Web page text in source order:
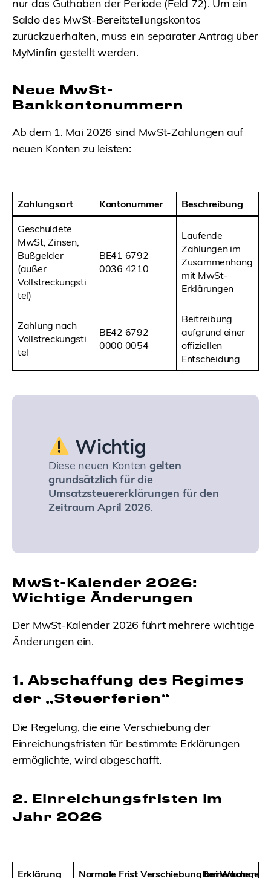
nur das Guthaben der Periode (Feld 72). Um ein
Saldo des MwSt-Bereitstellungskontos
zurückzuerhalten, muss ein separater Antrag über
MyMinfin gestellt werden.
Neue MwSt-
Bankkontonummern
Ab dem 1. Mai 2026 sind MwSt-Zahlungen auf
neuen Konten zu leisten:
Zahlungsart Kontonummer Beschreibung
Geschuldete
MwSt, Zinsen,
Bußgelder
(außer
Vollstreckungsti
tel)
BE41 6792
0036 4210
Laufende
Zahlungen im
Zusammenhang
mit MwSt-
Erklärungen
Zahlung nach
Vollstreckungsti
tel
BE42 6792
0000 0054
Beitreibung
aufgrund einer
offiziellen
Entscheidung
Wichtig
Diese neuen Konten gelten
grundsätzlich für die
Umsatzsteuererklärungen für den
Zeitraum April 2026.
MwSt-Kalender 2026:
Wichtige Änderungen
Der MwSt-Kalender 2026 führt mehrere wichtige
Änderungen ein.
1. Abschaffung des Regimes
der „Steuerferien“
Die Regelung, die eine Verschiebung der
Einreichungsfristen für bestimmte Erklärungen
ermöglichte, wird abgeschafft.
2. Einreichungsfristen im
Jahr 2026
Erklärung Normale Frist Verschiebung beiBemerkungen